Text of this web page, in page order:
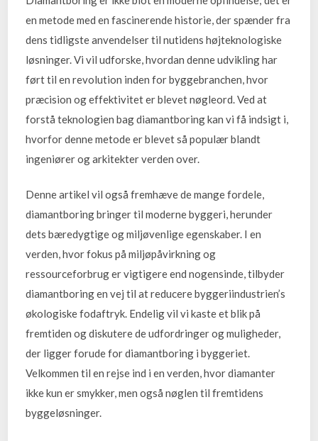
en metode med en fascinerende historie, der spænder fra
dens tidligste anvendelser til nutidens højteknologiske
løsninger. Vi vil udforske, hvordan denne udvikling har
ført til en revolution inden for byggebranchen, hvor
præcision og effektivitet er blevet nøgleord. Ved at
forstå teknologien bag diamantboring kan vi få indsigt i,
hvorfor denne metode er blevet så populær blandt
ingeniører og arkitekter verden over.
Denne artikel vil også fremhæve de mange fordele,
diamantboring bringer til moderne byggeri, herunder
dets bæredygtige og miljøvenlige egenskaber. I en
verden, hvor fokus på miljøpåvirkning og
ressourceforbrug er vigtigere end nogensinde, tilbyder
diamantboring en vej til at reducere byggeriindustrien’s
økologiske fodaftryk. Endelig vil vi kaste et blik på
fremtiden og diskutere de udfordringer og muligheder,
der ligger forude for diamantboring i byggeriet.
Velkommen til en rejse ind i en verden, hvor diamanter
ikke kun er smykker, men også nøglen til fremtidens
byggeløsninger.